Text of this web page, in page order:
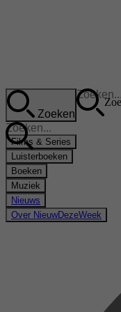
Zoeken
Films & Series
Luisterboeken
Boeken
Muziek
Nieuws
Over NieuwDezeWeek